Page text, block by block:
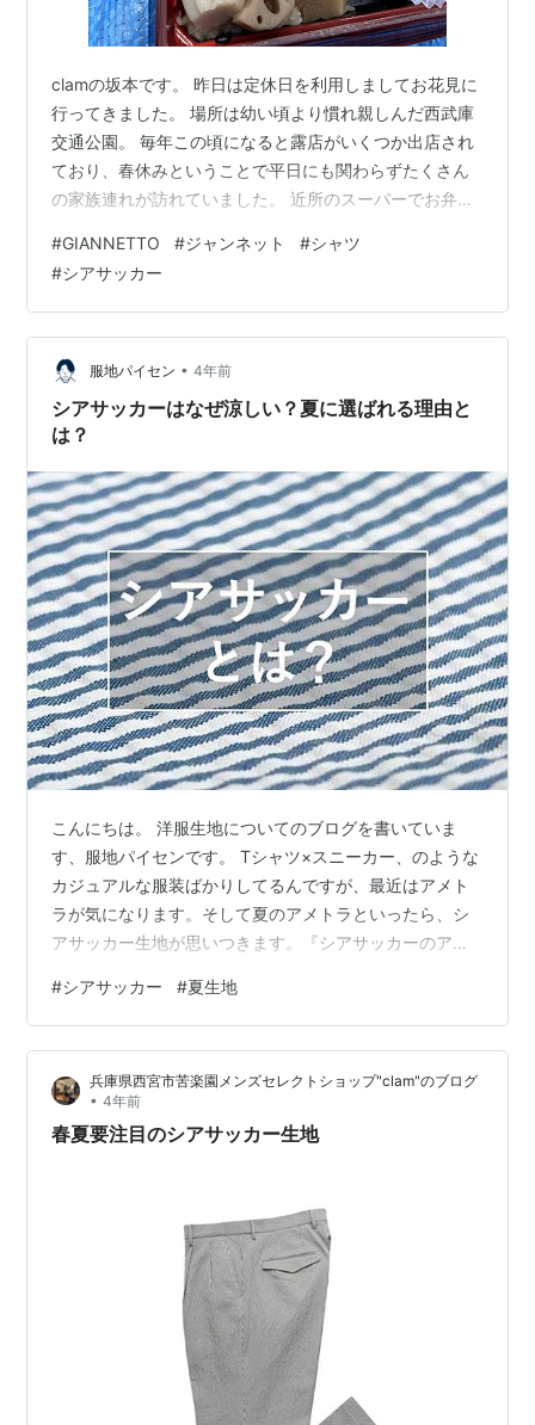
clamの坂本です。 昨日は定休日を利用しましてお花見に
行ってきました。 場所は幼い頃より慣れ親しんだ西武庫
交通公園。 毎年この頃になると露店がいくつか出店され
ており、春休みということで平日にも関わらずたくさん
の家族連れが訪れていました。 近所のスーパーでお弁当
心な桜ですが、かつての迫力ある桜の木とは違いまして
切られている桜が多く、正直なところ「近所のお散歩コ
ースの桜の方が綺麗だな」という印象。 病気にでもなっ
てしまったのでしょうか、こういう感じの切られた木が
多かったです。 詳しい方がおられましたら教えてくださ
い。 ということで、有意義なお休…
#GIANNETTO #ジャンネット #シャツ
#シアサッカー
服地パイセン • 4年前
シアサッカーはなぜ涼しい？夏に選ばれる理由と
は？
こんにちは。 洋服生地についてのブログを書いていま
す、服地パイセンです。 Tシャツ×スニーカー、のような
カジュアルな服装ばかりしてるんですが、最近はアメト
ラが気になります。そして夏のアメトラといったら、シ
アサッカー生地が思いつきます。『シアサッカーのアイ
た。シアサッカーのショーツです。 『シアサッカーは涼
しいから夏の生地』ということはなんとなく想像できま
すが、なぜ涼しいのでしょうか？シアサッカーの機能を
解説していきます。 シアサッカーとは シアサッカーにつ
いて詳しく解説 シアサッカーとアメトラ シアサッカー生
地の作り方 シアサッカーの由来は『ミ…
#シアサッカー #夏生地
兵庫県西宮市苦楽園メンズセレクトショップ"clam"のブログ
• 4年前
春夏要注目のシアサッカー生地